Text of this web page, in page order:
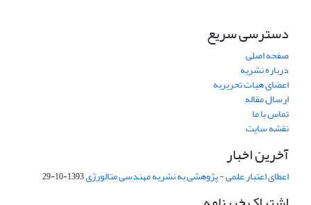
دسترسی سریع
صفحه اصلی
درباره نشریه
اعضای هیات تحریریه
ارسال مقاله
تماس با ما
نقشه سایت
آخرین اخبار
اعطای اعتبار علمی - پژوهشی به نشریه مهندسی متالورژی1393-10-29